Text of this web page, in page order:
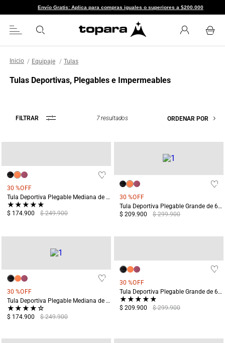
Envío Gratis: Aplica para compras iguales o superiores a $200.000
Equipaje Tulas
Tulas Deportivas, Plegables e Impermeables
FILTRAR 7resultados ORDENAR POR
30 %OFF
Tula Deportiva Plegable Mediana de 40L Huascarán Naranja
★★★★★
$ 174.900 $ 249.900
30 %OFF
Tula Deportiva Plegable Grande de 65L Huascarán Naranja
$ 209.900
$ 299.900
30 %OFF
Tula Deportiva Plegable Mediana de 40L Huascarán Negro
★★★★☆
$ 174.900 $ 249.900
30 %OFF
Tula Deportiva Plegable Grande de 65L Huascarán Negro
★★★★★
$ 209.900 $ 299.900